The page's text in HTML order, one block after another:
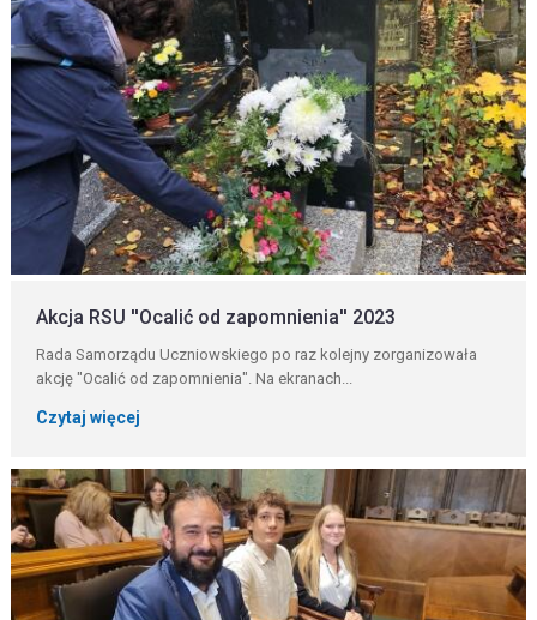
Akcja RSU ''Ocalić od zapomnienia'' 2023
Rada Samorządu Uczniowskiego po raz kolejny zorganizowała
akcję "Ocalić od zapomnienia". Na ekranach...
Czytaj więcej